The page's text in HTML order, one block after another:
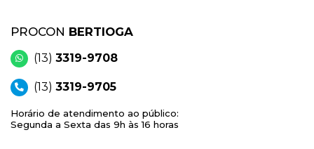
PROCON BERTIOGA
(13) 3319-9708
(13) 3319-9705
Horário de atendimento ao público:
Segunda a Sexta das 9h às 16 horas